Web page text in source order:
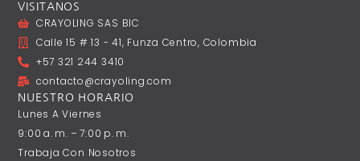
VISITANOS
CRAYOLING SAS BIC
Calle 15 # 13 - 41, Funza Centro, Colombia
+57 321 244 3410
contacto@crayoling.com
NUESTRO HORARIO
Lunes A ‎Viernes
9:00 A. M. – 7:00 P. M.
Trabaja Con Nosotros